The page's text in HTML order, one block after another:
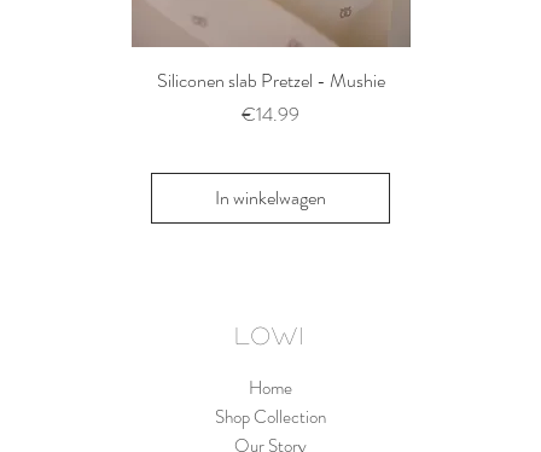
Siliconen slab Pretzel - Mushie
Prijs
€14.99
In winkelwagen
LOWI
Home
Shop Collection
Our Story